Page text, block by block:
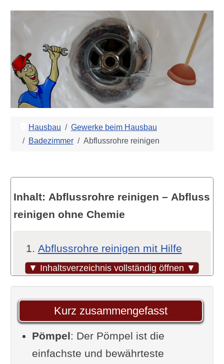
Hausbau
Gewerke beim Hausbau
Badezimmer
Abflussrohre reinigen
▼ Inhaltsverzeichnis vollständig öffnen ▼
Inhalt: Abflussrohre reinigen – Abfluss
reinigen ohne Chemie
Abflussrohre reinigen mit Hilfe
bewährter Hausmittel
Der Pömpel
Rohrreinigungswelle (Spirale):
Die Königsdisziplin der
Heimwerker
Plastikflasche
Kurz zusammengefasst
Pömpel: Der Pömpel ist die
einfachste und bewährteste